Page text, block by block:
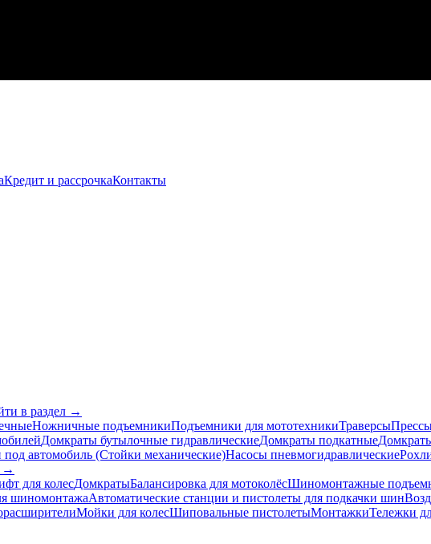
Кредит и рассрочкаКонтакты
в раздел →
Ножничные подъемникиПодъемники для мототехникиТраверсы
Домкраты бутылочные гидравлическиеДомкраты подкатные
под автомобиль (Стойки механические)Насосы пневмогидравлические
→
для колесДомкратыБалансировка для мотоколёсШиномонтажные
шиномонтажаАвтоматические станции и пистолеты для подкачки шин
Мойки для колесШиповальные пистолетыМонтажкиТележки